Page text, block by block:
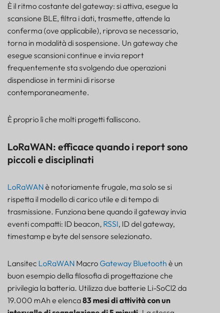
È il ritmo costante del gateway: si attiva, esegue la
scansione BLE, filtra i dati, trasmette, attende la
conferma (ove applicabile), riprova se necessario,
torna in modalità di sospensione. Un gateway che
esegue scansioni continue e invia report
frequentemente sta svolgendo due operazioni
dispendiose in termini di risorse
contemporaneamente.
È proprio lì che molti progetti falliscono.
LoRaWAN: efficace quando i report sono
piccoli e disciplinati
LoRaWAN è notoriamente frugale, ma solo se si
rispetta il modello di carico utile e di tempo di
trasmissione. Funziona bene quando il gateway invia
eventi compatti: ID beacon, RSSI, ID del gateway,
timestamp e byte del sensore selezionato.
Lansitec LoRaWAN MacroGateway Bluetooth è un
buon esempio della filosofia di progettazione che
privilegia la batteria. Utilizza due batterie Li-SoCl2 da
19.000 mAh e elenca83 mesi di attività con un